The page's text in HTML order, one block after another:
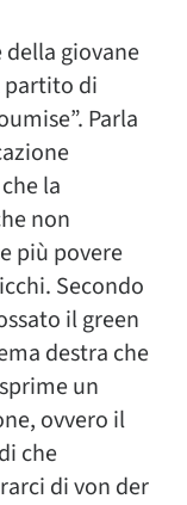
giovane
partito di
Parla
la
non
più povere
Secondo
il green
destra che
un
ovvero il
che
di von der